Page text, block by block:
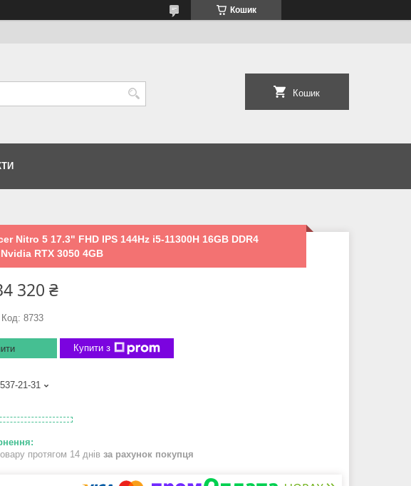
Кошик
Кошик
Nitro 5 17.3" FHD IPS 144Hz i5-11300H 16GB DDR4
RTX 3050 4GB
320 ₴
Код: 8733
Купити з
21-31
протягом 14 днів за рахунок покупця